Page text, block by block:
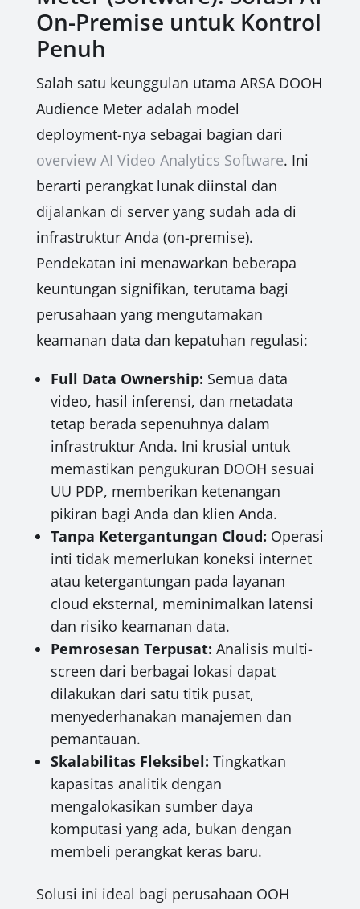
On-Premise untuk Kontrol
Penuh
Salah satu keunggulan utama ARSA DOOH
Audience Meter adalah model
deployment-nya sebagai bagian dari
overview AI Video Analytics Software. Ini
berarti perangkat lunak diinstal dan
dijalankan di server yang sudah ada di
infrastruktur Anda (on-premise).
Pendekatan ini menawarkan beberapa
keuntungan signifikan, terutama bagi
perusahaan yang mengutamakan
keamanan data dan kepatuhan regulasi:
Full Data Ownership: Semua data
video, hasil inferensi, dan metadata
tetap berada sepenuhnya dalam
infrastruktur Anda. Ini krusial untuk
memastikan pengukuran DOOH sesuai
UU PDP, memberikan ketenangan
pikiran bagi Anda dan klien Anda.
Tanpa Ketergantungan Cloud: Operasi
inti tidak memerlukan koneksi internet
atau ketergantungan pada layanan
cloud eksternal, meminimalkan latensi
dan risiko keamanan data.
Pemrosesan Terpusat: Analisis multi-
screen dari berbagai lokasi dapat
dilakukan dari satu titik pusat,
menyederhanakan manajemen dan
pemantauan.
Skalabilitas Fleksibel: Tingkatkan
kapasitas analitik dengan
mengalokasikan sumber daya
komputasi yang ada, bukan dengan
membeli perangkat keras baru.
Solusi ini ideal bagi perusahaan OOH